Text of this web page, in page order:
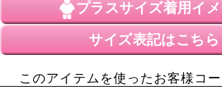
2025/05/29
とても柔らかく履きごごちが軽くとても
プラスサイズ着用イ
サイズ表記はこちら
このアイテムを使ったお客様コ